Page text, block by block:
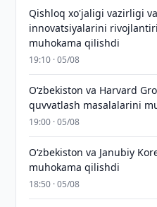
Qishloq xo'jaligi vazirligi
innovatsiyalarini
muhokama qilishdi
19:10 · 05/08
Oʻzbekiston va Harvard
quvvatlash masalalarini
19:00 · 05/08
Oʻzbekiston va Janubiy
muhokama qilishdi
18:50 · 05/08